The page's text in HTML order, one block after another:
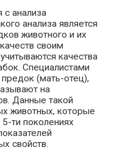
с анализа
анализа является
животного и их
своим
качества
Специалистами
(мать-отец),
на
Данные такой
животных, которые
ти поколениях
свойств.